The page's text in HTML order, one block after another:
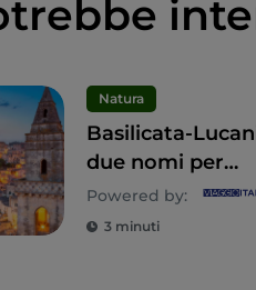
Natura
Basilicata-
due nomi per
un’unica storia
raccontare e una
Powered by:
3 minuti